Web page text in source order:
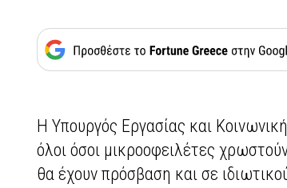
Η Υπουργός Εργασίας και
όλοι όσοι μικροοφειλέτες
θα έχουν πρόσβαση και σε